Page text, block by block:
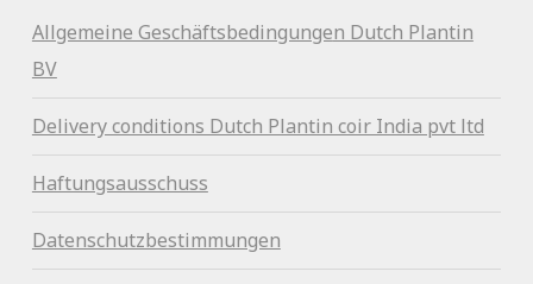
Allgemeine Geschäftsbedingungen Dutch Plantin
BV
Delivery conditions Dutch Plantin coir India pvt ltd
Haftungsausschuss
Datenschutzbestimmungen